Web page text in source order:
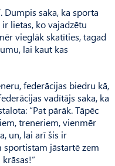
saka, ka sporta
lietas, ko vajadzētu
vieglāk skatīties, tagad
lai kaut kas
federācijas biedru kā,
vadītājs saka, ka
“Pat pārāk. Tāpēc
treneriem, vienmēr
un, lai arī šis ir
jāstartē zem